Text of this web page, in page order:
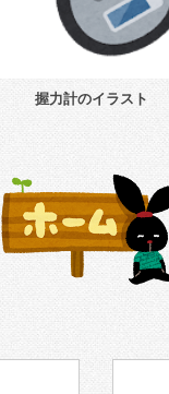
握力計のイラスト